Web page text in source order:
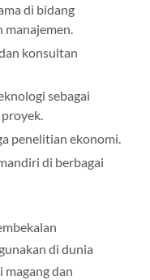
di bidang
manajemen.
konsultan
sebagai
penelitian ekonomi.
di berbagai
di dunia
dan